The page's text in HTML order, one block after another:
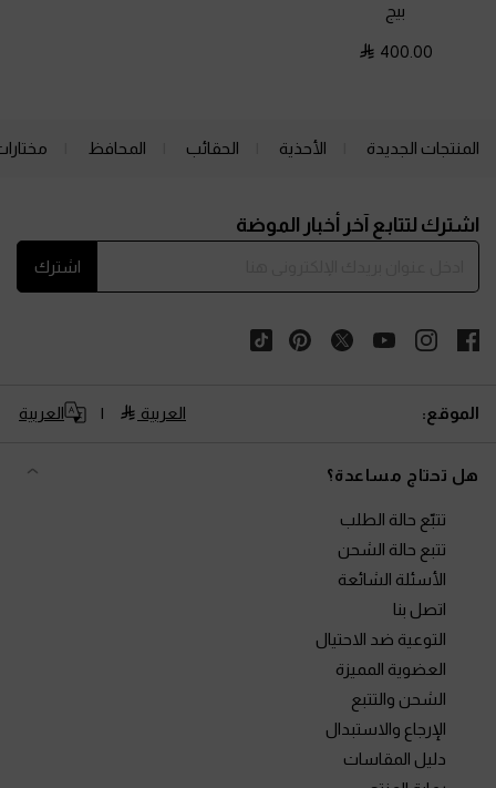
بيج
400.00
المنتجات الجديدة الأحذية الحقائب المحافظ
اشترك لتتابع آخر أخبار الموضة
اشترك
الموقع: العربية العربية
هل تحتاج مساعدة؟
تتبّع حالة الطلب
تتبع حالة الشحن
الأسئلة الشائعة
اتصل بنا
التوعية ضد الاحتيال
العضوية المميزة
الشحن والتتبع
الإرجاع والاستبدال
دليل المقاسات